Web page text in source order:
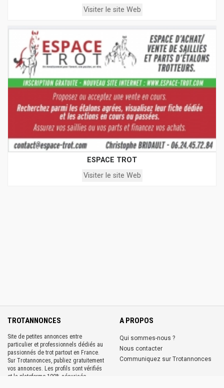
Visiter le site Web
ESPACE TROT
Visiter le site Web
TROTANNONCES
Site de petites annonces entre
particulier et professionnels dédiés au
passionnés de trot partout en France.
Sur Trotannonces, publiez gratuitement
vos annonces. Les profils sont vérifiés
et la plateforme 100% sécurisée.
A PROPOS
Qui sommes-nous ?
Nous contacter
Communiquez sur Trotannonces